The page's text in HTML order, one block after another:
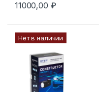
11000,00 ₽
Нет в наличии